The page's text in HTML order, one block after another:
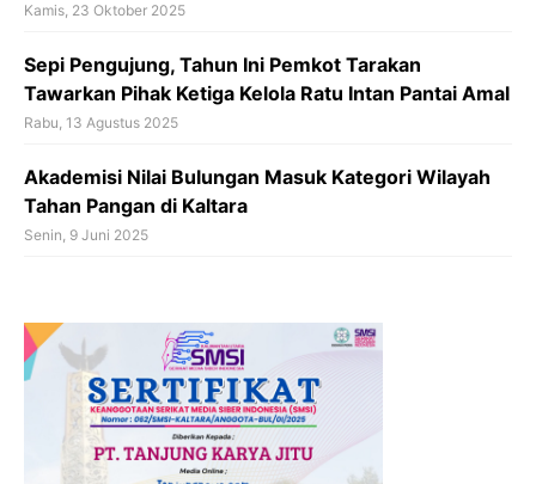
Kamis, 23 Oktober 2025
Sepi Pengujung, Tahun Ini Pemkot Tarakan
Tawarkan Pihak Ketiga Kelola Ratu Intan Pantai Amal
Rabu, 13 Agustus 2025
Akademisi Nilai Bulungan Masuk Kategori Wilayah
Tahan Pangan di Kaltara
Senin, 9 Juni 2025